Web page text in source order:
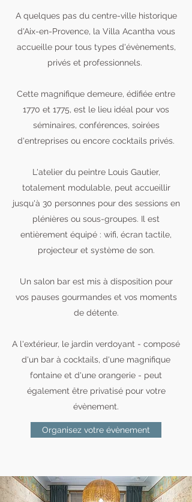
A quelques pas du centre-ville historique
d'Aix-en-Provence, la Villa Acantha vous
accueille pour tous types d'évènements,
privés et professionnels.
Cette magnifique demeure, édifiée entre
1770 et 1775, est le lieu idéal pour vos
séminaires, conférences, soirées
d'entreprises ou encore cocktails privés.
L'atelier du peintre Louis Gautier,
totalement modulable, peut accueillir
jusqu'à 30 personnes pour des sessions en
plénières ou sous-groupes. Il est
entièrement équipé : wifi, écran tactile,
projecteur et système de son.
Un salon bar est mis à disposition pour
vos pauses gourmandes et vos moments
de détente.
A l'extérieur, le jardin verdoyant - composé
d'un bar à cocktails, d'une magnifique
fontaine et d'une orangerie - peut
également être privatisé pour votre
évènement.
Organisez votre évènement